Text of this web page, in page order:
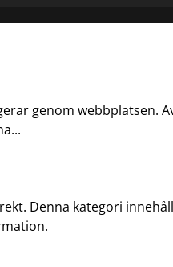
genom webbplatsen.
...
Denna kategori